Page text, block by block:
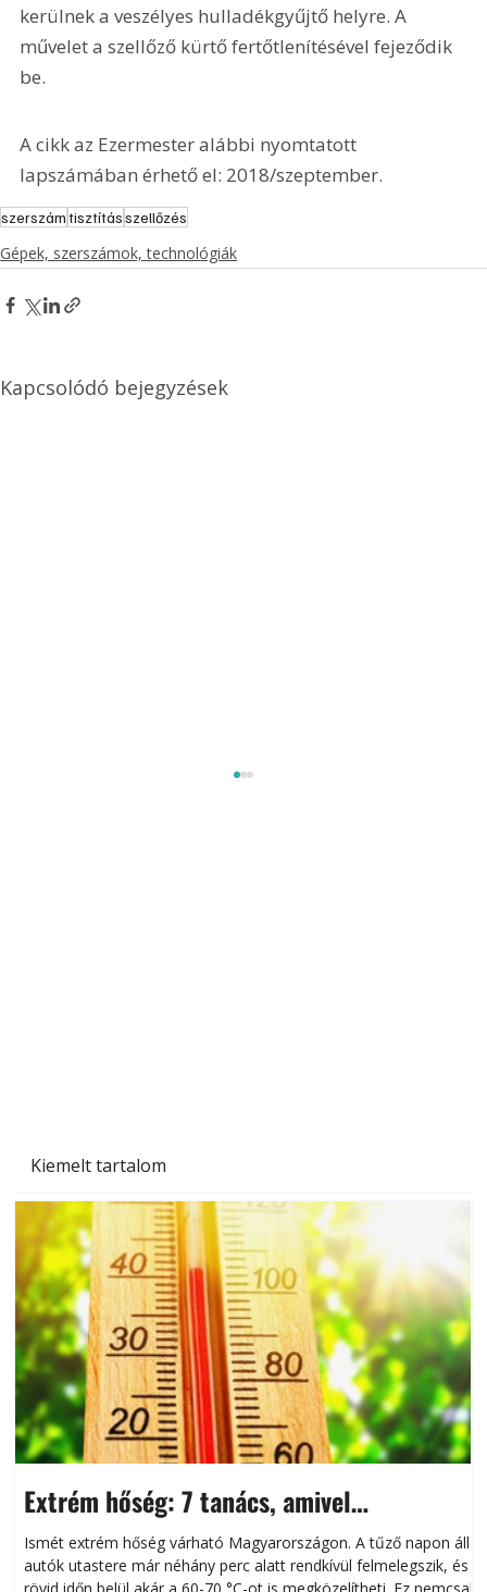
Kiemelt tartalom
Extrém hőség: 7 tanács, amivel
megóvhatjuk autónkat a nyári károktól
Ismét extrém hőség várható Magyarországon. A tűző napon álló
autók utastere már néhány perc alatt rendkívül felmelegszik, és
rövid időn belül akár a 60-70 °C-ot is megközelítheti. Ez nemcsak
kerülnek a veszélyes hulladékgyűjtő helyre. A
művelet a szellőző kürtő fertőtlenítésével fejeződik
be.
A cikk az Ezermester alábbi nyomtatott
lapszámában érhető el: 2018/szeptember.
szerszámtisztításszellőzés
Gépek, szerszámok, technológiák
Kapcsolódó bejegyzések